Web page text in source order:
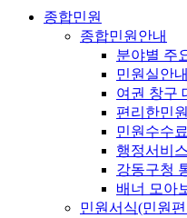
종합민원
종합민원안내
분야별 주
민원실안내
여권 창구
편리한민
민원수수
행정서비
강동구청
배너 모아
민원서식(민원